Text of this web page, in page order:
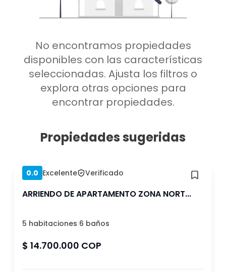
Bodega
Amoblado
Bodega
Mascota
Metro cerca
Ascensor
Balcón o terraza
Gimnasio
Piscina
Lavandería
Gastos comunes
incluidos
Borrar Ver 53 arriendos
No encontramos propiedades
disponibles con las características
seleccionadas. Ajusta los filtros o
explora otras opciones para
encontrar propiedades.
Propiedades sugeridas
0.0 Excelente Verificado
ARRIENDO DE APARTAMENTO ZONA NORT...
5 habitaciones|6 baños
$ 14.700.000 COP